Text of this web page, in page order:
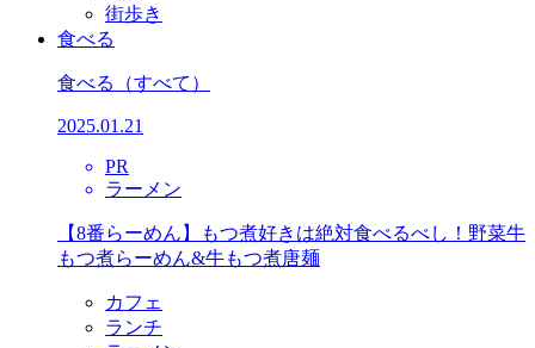
街歩き
食べる
食べる （すべて）
2025.01.21
PR
ラーメン
【8番らーめん】もつ煮好きは絶対食べるべし！野菜牛
もつ煮らーめん&牛もつ煮唐麺
カフェ
ランチ